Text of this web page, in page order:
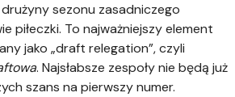
sezonu zasadniczego
piłeczki. To najważniejszy element
jako „draft relegation”, czyli
. Najsłabsze zespoły nie będą już
szans na pierwszy numer.